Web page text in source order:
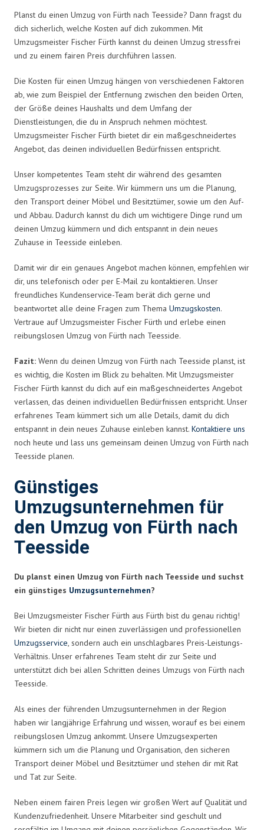
Planst du einen Umzug von Fürth nach Teesside? Dann fragst du
dich sicherlich, welche Kosten auf dich zukommen. Mit
Umzugsmeister Fischer Fürth kannst du deinen Umzug stressfrei
und zu einem fairen Preis durchführen lassen.
Die Kosten für einen Umzug hängen von verschiedenen Faktoren
ab, wie zum Beispiel der Entfernung zwischen den beiden Orten,
der Größe deines Haushalts und dem Umfang der
Dienstleistungen, die du in Anspruch nehmen möchtest.
Umzugsmeister Fischer Fürth bietet dir ein maßgeschneidertes
Angebot, das deinen individuellen Bedürfnissen entspricht.
Unser kompetentes Team steht dir während des gesamten
Umzugsprozesses zur Seite. Wir kümmern uns um die Planung,
den Transport deiner Möbel und Besitztümer, sowie um den Auf-
und Abbau. Dadurch kannst du dich um wichtigere Dinge rund um
deinen Umzug kümmern und dich entspannt in dein neues
Zuhause in Teesside einleben.
Damit wir dir ein genaues Angebot machen können, empfehlen wir
dir, uns telefonisch oder per E-Mail zu kontaktieren. Unser
freundliches Kundenservice-Team berät dich gerne und
beantwortet alle deine Fragen zum Thema Umzugskosten.
Vertraue auf Umzugsmeister Fischer Fürth und erlebe einen
reibungslosen Umzug von Fürth nach Teesside.
Fazit: Wenn du deinen Umzug von Fürth nach Teesside planst, ist
es wichtig, die Kosten im Blick zu behalten. Mit Umzugsmeister
Fischer Fürth kannst du dich auf ein maßgeschneidertes Angebot
verlassen, das deinen individuellen Bedürfnissen entspricht. Unser
erfahrenes Team kümmert sich um alle Details, damit du dich
entspannt in dein neues Zuhause einleben kannst. Kontaktiere uns
noch heute und lass uns gemeinsam deinen Umzug von Fürth nach
Teesside planen.
Günstiges
Umzugsunternehmen für
den Umzug von Fürth nach
Teesside
Du planst einen Umzug von Fürth nach Teesside und suchst
ein günstiges Umzugsunternehmen?
Bei Umzugsmeister Fischer Fürth aus Fürth bist du genau richtig!
Wir bieten dir nicht nur einen zuverlässigen und professionellen
Umzugsservice, sondern auch ein unschlagbares Preis-Leistungs-
Verhältnis. Unser erfahrenes Team steht dir zur Seite und
unterstützt dich bei allen Schritten deines Umzugs von Fürth nach
Teesside.
Als eines der führenden Umzugsunternehmen in der Region
haben wir langjährige Erfahrung und wissen, worauf es bei einem
reibungslosen Umzug ankommt. Unsere Umzugsexperten
kümmern sich um die Planung und Organisation, den sicheren
Transport deiner Möbel und Besitztümer und stehen dir mit Rat
und Tat zur Seite.
Neben einem fairen Preis legen wir großen Wert auf Qualität und
Kundenzufriedenheit. Unsere Mitarbeiter sind geschult und